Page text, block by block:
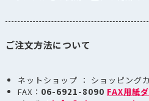
ご注文方法について
ネットショップ ： ショッピング
FAX： 06-6921-8090 FAX用紙